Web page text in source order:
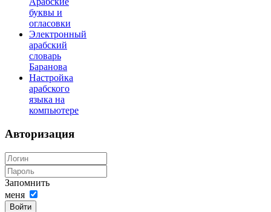
буквы и
огласовки
Электронный
арабский
словарь
Баранова
Настройка
арабского
языка на
компьютере
Авторизация
Запомнить
меня
Войти